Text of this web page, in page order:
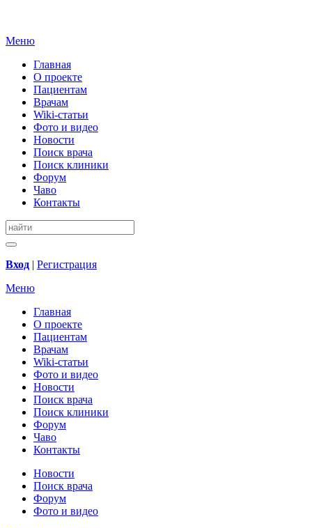
Меню
Главная
О проекте
Пациентам
Врачам
Wiki-статьи
Фото и видео
Новости
Поиск врача
Поиск клиники
Форум
Чаво
Контакты
Вход | Регистрация
Меню
Главная
О проекте
Пациентам
Врачам
Wiki-статьи
Фото и видео
Новости
Поиск врача
Поиск клиники
Форум
Чаво
Контакты
Новости
Поиск врача
Форум
Фото и видео